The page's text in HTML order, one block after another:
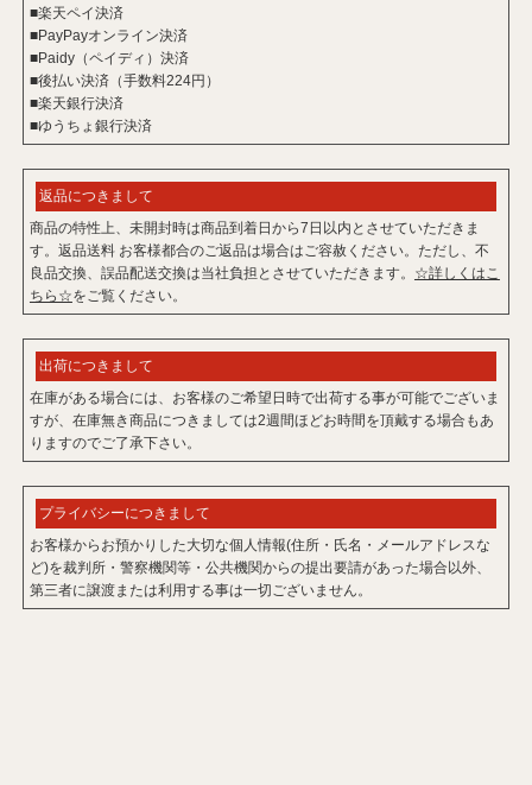
■楽天ペイ決済
■PayPayオンライン決済
■Paidy（ペイディ）決済
■後払い決済（手数料224円）
■楽天銀行決済
■ゆうちょ銀行決済
返品につきまして
商品の特性上、未開封時は商品到着日から7日以内とさせていただきま
す。返品送料 お客様都合のご返品は場合はご容赦ください。ただし、不
良品交換、誤品配送交換は当社負担とさせていただきます。 ☆詳しくはこ
ちら☆をご覧ください。
出荷につきまして
在庫がある場合には、お客様のご希望日時で出荷する事が可能でございま
すが、在庫無き商品につきましては2週間ほどお時間を頂戴する場合もあ
りますのでご了承下さい。
プライバシーにつきまして
お客様からお預かりした大切な個人情報(住所・氏名・メールアドレスな
ど)を裁判所・警察機関等・公共機関からの提出要請があった場合以外、
第三者に譲渡または利用する事は一切ございません。